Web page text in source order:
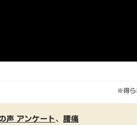
※得ら
声 アンケート 、 腰痛